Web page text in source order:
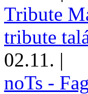
Tribute
tribute
02.11. |
noTs -